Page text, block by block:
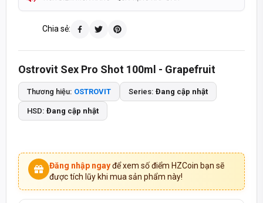
TƯ VẤN ĐẶT HÀNG QUA HOTLINE
MỞ CỬA T2-T7:8:30 - 20:30CHỦ NHẬT:8:30 - 14:00
SẢN PHẨM CHÍNH HÃNG - THANH TOÁN KHI NHẬN HÀNG
Chia sẻ:
Ostrovit Sex Pro Shot 100ml - Grapefruit
Thương hiệu: OSTROVIT Series: Đang cập nhật
HSD: Đang cập nhật
Đăng nhập ngayđể xem số điểm HZCoin bạn sẽ
được tích lũy khi mua sản phẩm này!